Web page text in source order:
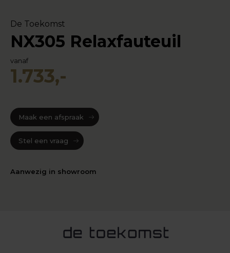
De Toekomst
NX305 Relaxfauteuil
vanaf
1.733,-
Maak een afspraak
Stel een vraag
Aanwezig in showroom